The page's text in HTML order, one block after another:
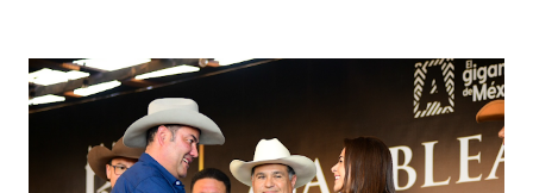
Corazón Urbano y el Municipio capital. Leo Montañez
informó que en este programa se usarán cerca de 90 mil
metros cuadrados de pintura, para dar inicio en la calle
Nieto, entre Jesús F. Elizondo y la calle 22 de Octubre, con